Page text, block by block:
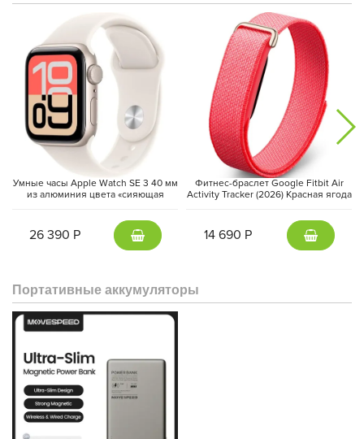
В заключение, Xiaomi 15 Ultra – это смартфон, который
удовлетворит потребности самых требовательных
пользователей. Он сочетает в себе передовые технологии,
высокую производительность, профессиональную камеру и
стильный дизайн.
Умные часы Apple Watch SE 3 40 мм
из алюминия цвета «сияющая
«сияющая звезда» (S/M)
26 390 Р
Фитнес-браслет Google Fitbit Air
Activity Tracker (2026) Красная ягода
14 690 Р
Портативные аккумуляторы